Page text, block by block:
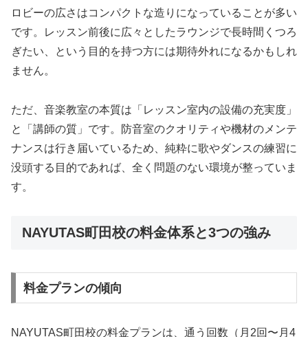
ロビーの広さはコンパクトな造りになっていることが多い
です。レッスン前後に広々としたラウンジで長時間くつろ
ぎたい、という目的を持つ方には期待外れになるかもしれ
ません。
ただ、音楽教室の本質は「レッスン室内の設備の充実度」
と「講師の質」です。防音室のクオリティや機材のメンテ
ナンスは行き届いているため、純粋に歌やダンスの練習に
没頭する目的であれば、全く問題のない環境が整っていま
す。
NAYUTAS町田校の料金体系と3つの強み
料金プランの傾向
NAYUTAS町田校の料金プランは、通う回数（月2回〜月4